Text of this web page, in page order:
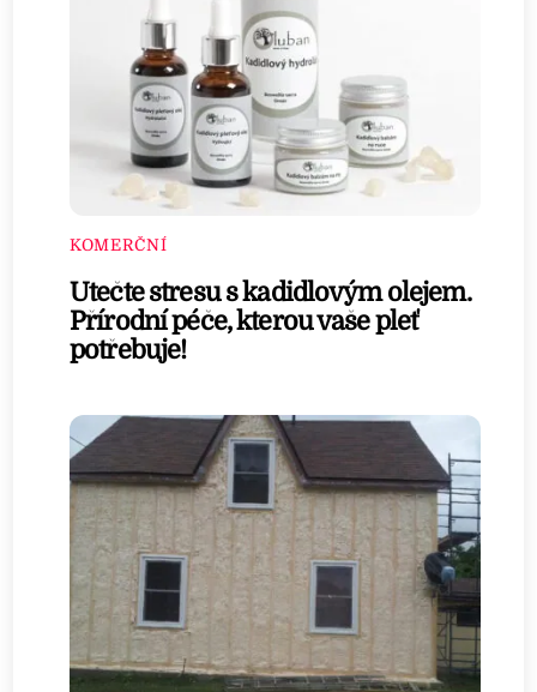
KOMERČNÍ
Utečte stresu s kadidlovým olejem.
Přírodní péče, kterou vaše pleť
potřebuje!